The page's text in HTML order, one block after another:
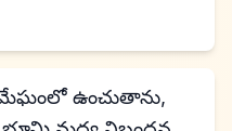
మేఘంలో ఉంచుతాను,